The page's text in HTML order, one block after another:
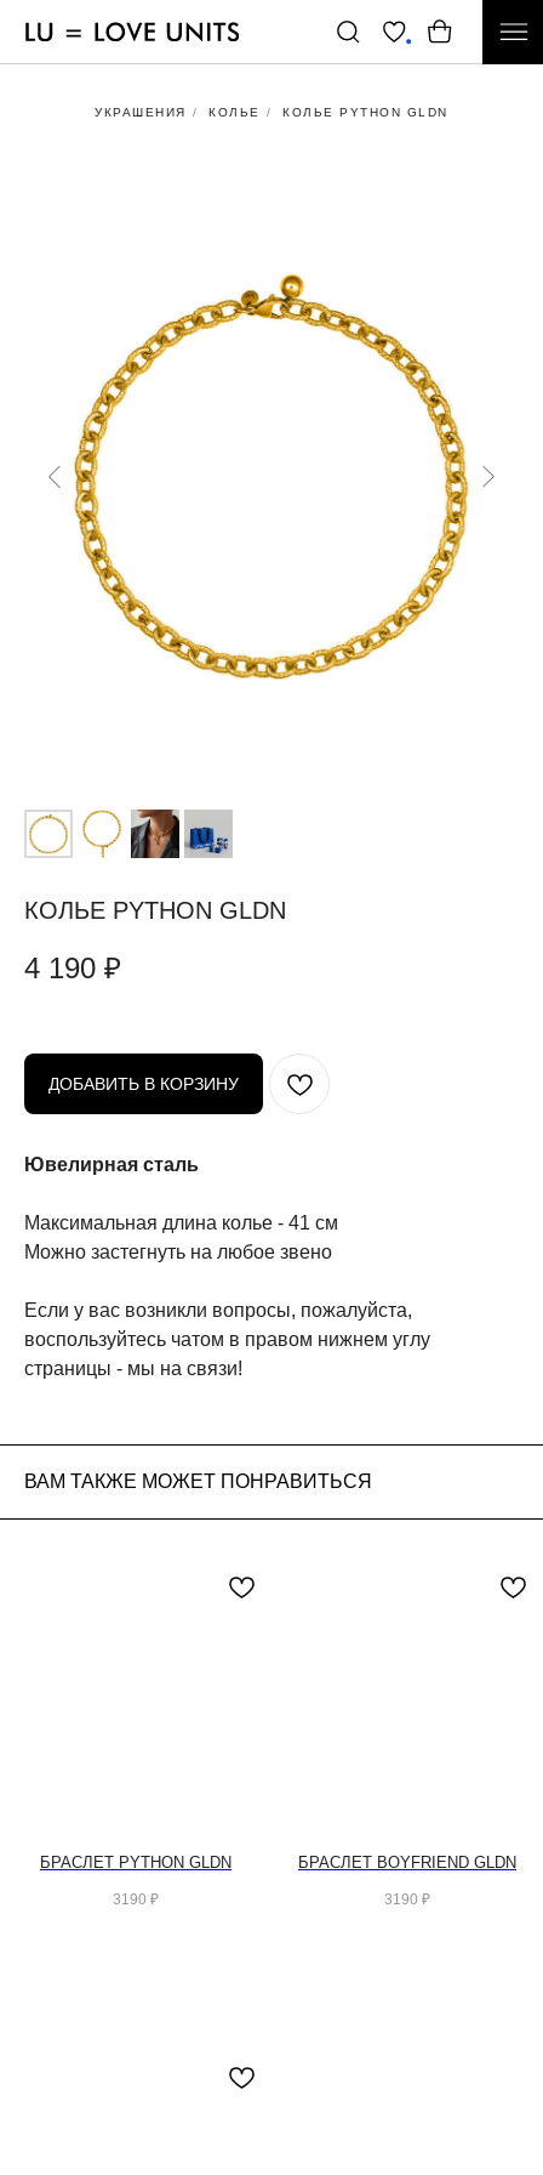
УКРАШЕНИЯ / КОЛЬЕ / КОЛЬЕ PYTHON GLDN
КОЛЬЕ PYTHON GLDN
4 190 ₽
ДОБАВИТЬ В КОРЗИНУ
Ювелирная сталь
Максимальная длина колье - 41 см
Можно застегнуть на любое звено
Если у вас возникли вопросы, пожалуйста,
воспользуйтесь чатом в правом нижнем углу
страницы - мы на связи!
ВАМ ТАКЖЕ МОЖЕТ ПОНРАВИТЬСЯ
БРАСЛЕТ PYTHON GLDN
3190 ₽
БРАСЛЕТ BOYFRIEND GLDN
3190 ₽